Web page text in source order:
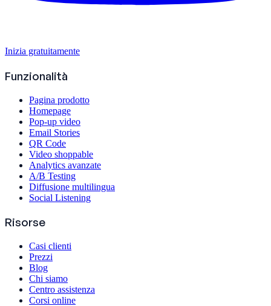
Inizia gratuitamente
Funzionalità
Pagina prodotto
Homepage
Pop-up video
Email Stories
QR Code
Video shoppable
Analytics avanzate
A/B Testing
Diffusione multilingua
Social Listening
Risorse
Casi clienti
Prezzi
Blog
Chi siamo
Centro assistenza
Corsi online